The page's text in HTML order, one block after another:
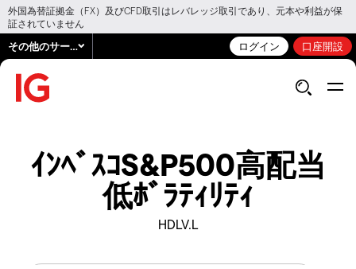
外国為替証拠金（FX）及びCFD取引はレバレッジ取引であり、元本や利益が保
証されていません
その他のサービス ログイン 口座開設
ｲﾝﾍﾞｽｺS&P500高配当
低ﾎﾞﾗﾃｨﾘﾃｨ
HDLV.L